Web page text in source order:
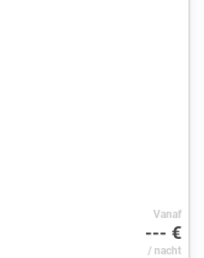
Vanaf
--- €
/ nacht